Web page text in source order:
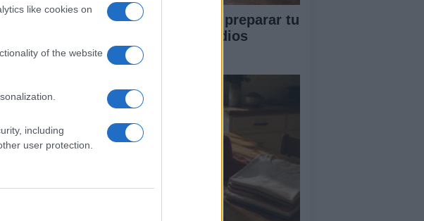
like cookies on
of the website
including
user protection.
de tela o
no las
la
Guía completa para preparar tu
vivienda ante incendios
forestales